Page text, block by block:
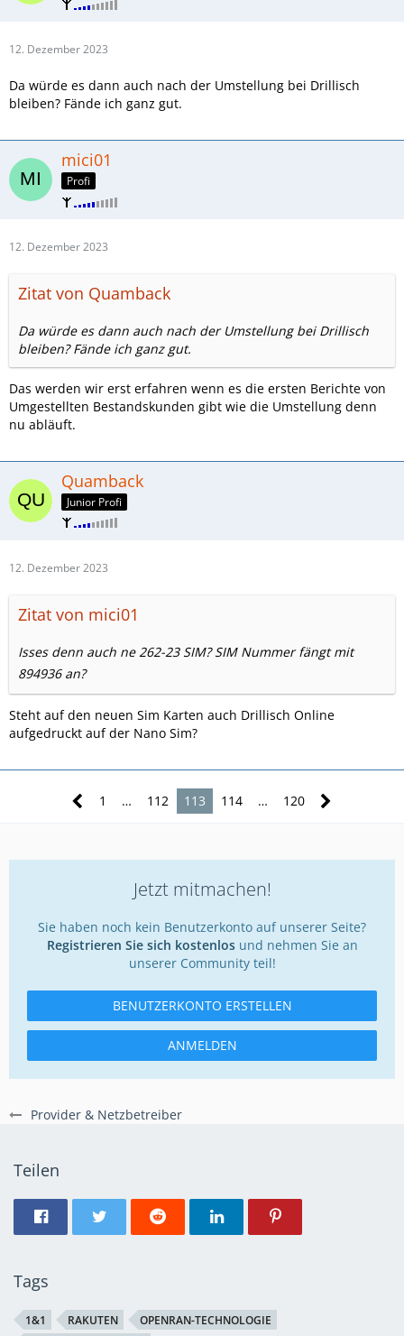
Provider & Netzbetreiber
12. Dezember 2023
Da würde es dann auch nach der Umstellung bei Drillisch
bleiben? Fände ich ganz gut.
mici01
Profi
12. Dezember 2023
Zitat von Quamback
Da würde es dann auch nach der Umstellung bei Drillisch
bleiben? Fände ich ganz gut.
Das werden wir erst erfahren wenn es die ersten Berichte von
Umgestellten Bestandskunden gibt wie die Umstellung denn
nu abläuft.
Quamback
Junior Profi
12. Dezember 2023
Zitat von mici01
Isses denn auch ne 262-23 SIM? SIM Nummer fängt mit
894936 an?
Steht auf den neuen Sim Karten auch Drillisch Online
aufgedruckt auf der Nano Sim?
1 … 112 113 114 … 120
Jetzt mitmachen!
Sie haben noch kein Benutzerkonto auf unserer Seite?
Registrieren Sie sich kostenlosund nehmen Sie an
unserer Community teil!
BENUTZERKONTO ERSTELLEN
ANMELDEN
Teilen
Tags
1&1 RAKUTEN
OPENRAN-TECHNOLOGIE